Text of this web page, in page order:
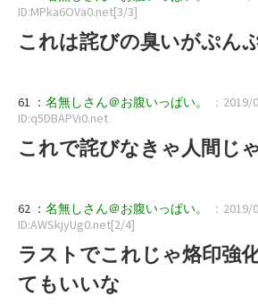
ID:MPka6OVa0.net[3/3]
これは詫びの臭いがぷん
61 ： 名無しさん＠お腹いっぱい。
：2019/
ID:q5DBAPVi0.net
これで詫びなきゃ人間じ
62 ： 名無しさん＠お腹いっぱい。
：
ID:AWSkjyUg0.net[2/4]
ラストでこれじゃ烙印強
てもいいな